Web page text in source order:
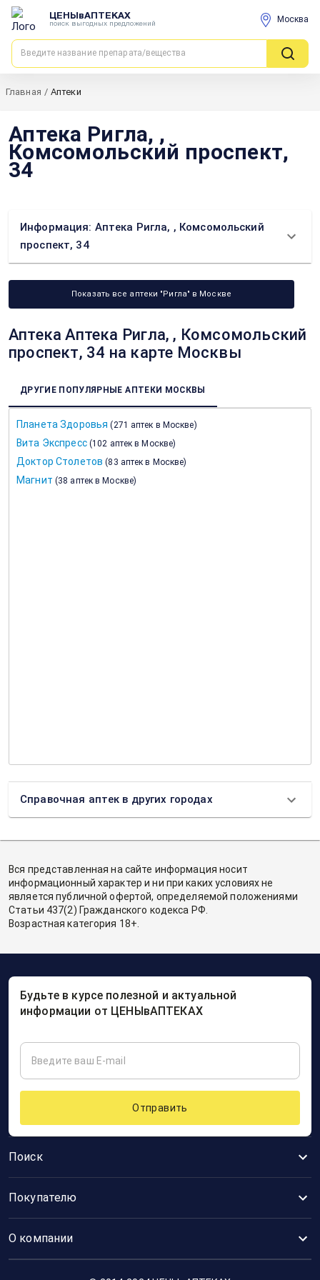
ЦЕНЫвАПТЕКАХ
поиск выгодных предложений Москва
Главная / Аптеки
Аптека Ригла, ,
Комсомольский проспект,
34
Информация: Аптека Ригла, , Комсомольский
проспект, 34
Показать все аптеки "Ригла" в Москве
Аптека Аптека Ригла, , Комсомольский
проспект, 34 на карте Москвы
ДРУГИЕ ПОПУЛЯРНЫЕ АПТЕКИ МОСКВЫ
Планета Здоровья (271 аптек в Москве)
Вита Экспресс (102 аптек в Москве)
Доктор Столетов (83 аптек в Москве)
Магнит (38 аптек в Москве)
Справочная аптек в других городах
Вся представленная на сайте информация носит
информационный характер и ни при каких условиях не
является публичной офертой, определяемой положениями
Статьи 437(2) Гражданского кодекса РФ.
Возрастная категория 18+.
Поиск
Покупателю
О компании
Будьте в курсе полезной и актуальной
информации от ЦЕНЫвАПТЕКАХ
Отправить